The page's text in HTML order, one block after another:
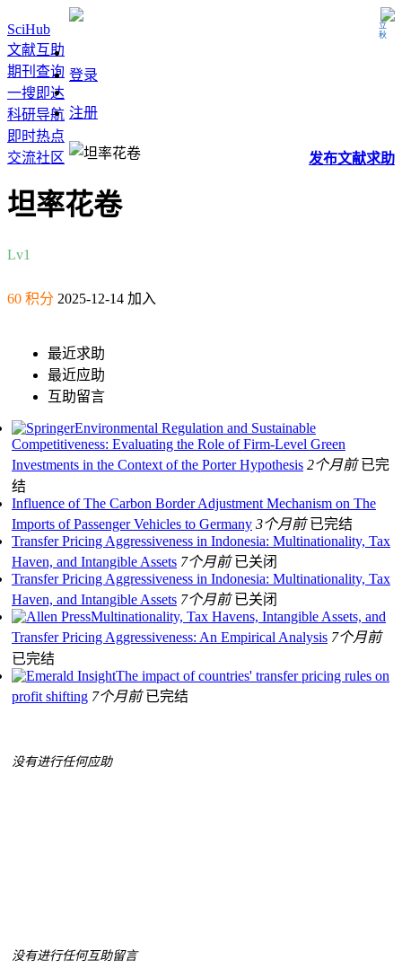
立秋
SciHub
文献互助
期刊查询
一搜即达
科研导航
即时热点
交流社区
登录
注册
发布文献求助
坦率花卷
Lv1
60 积分 2025-12-14 加入
最近求助
最近应助
互助留言
Environmental Regulation and Sustainable
Competitiveness: Evaluating the Role of Firm-Level Green
Investments in the Context of the Porter Hypothesis 2个月前 已完
结
Influence of The Carbon Border Adjustment Mechanism on The
Imports of Passenger Vehicles to Germany 3个月前 已完结
Transfer Pricing Aggressiveness in Indonesia: Multinationality, Tax
Haven, and Intangible Assets 7个月前 已关闭
Transfer Pricing Aggressiveness in Indonesia: Multinationality, Tax
Haven, and Intangible Assets 7个月前 已关闭
Multinationality, Tax Havens, Intangible Assets, and
Transfer Pricing Aggressiveness: An Empirical Analysis 7个月前
已完结
The impact of countries' transfer pricing rules on
profit shifting 7个月前 已完结
没有进行任何应助
没有进行任何互助留言